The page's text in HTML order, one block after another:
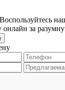
Воспользуйтесь
онлайн за